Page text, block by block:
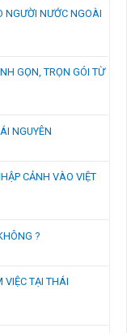
NGƯỜI NƯỚC NGOÀI
GỌN, TRỌN GÓI TỪ
NGUYÊN
CẢNH VÀO VIỆT
?
VIỆC TẠI THÁI